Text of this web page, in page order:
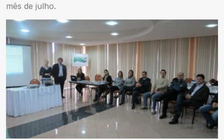
mês de julho.